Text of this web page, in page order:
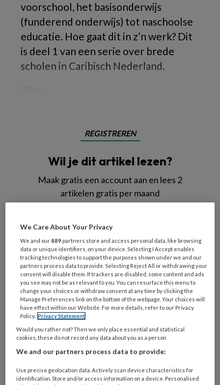
voorschool, het basisonderwijs
(funderend onderwijs) tot naschoolse
educatie. Hoe gaat dit in z’n werk? Dit
is deel 1 van een serie over brede
scholen in Caribisch Nederland.
REGISTREREN
Wil je dit artikel lezen?
Maak gratis een account aan en lees 2
artikelen gratis per maand
Wat
is
je
e-
mailadres?
* *
Kies
je
wachtwoord* *
Kies
je
functie
welke
We Care About Your Privacy
We and our889 partners store and access personal data, like browsing
data or unique identifiers, on your device. Selecting I Accept enables
tracking technologies to support the purposes shown under we and our
partners process data to provide. Selecting Reject All or withdrawing your
consent will disable them. If trackers are disabled, some content and ads
you see may not be as relevant to you. You can resurface this menu to
change your choices or withdraw consent at any time by clicking the
Manage Preferences link on the bottom of the webpage. Your choices will
have effect within our Website. For more details, refer to our Privacy
Policy. Privacy Statement
Would you rather not? Then we only place essential and statistical
cookies, these do not record any data about you as a person
We and our partners process data to provide:
Use precise geolocation data. Actively scan device characteristics for
identification. Store and/or access information on a device. Personalised